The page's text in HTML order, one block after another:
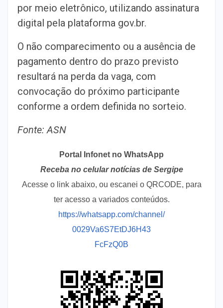
por meio eletrônico, utilizando assinatura
digital pela plataforma gov.br.
O não comparecimento ou a ausência de
pagamento dentro do prazo previsto
resultará na perda da vaga, com
convocação do próximo participante
conforme a ordem definida no sorteio.
Fonte: ASN
Portal Infonet no WhatsApp
Receba no celular notícias de Sergipe
Acesse o link abaixo, ou escanei o QRCODE, para
ter acesso a variados conteúdos.
https://whatsapp.com/channel/
0029Va6S7EtDJ6H43
FcFzQ0B